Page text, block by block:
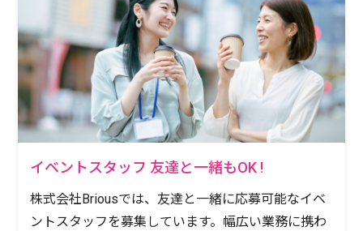
イベントスタッフ 友達と一緒もOK !
株式会社Briousでは、友達と一緒に応募可能なイベ
ントスタッフを募集しています。幅広い業務に携わ